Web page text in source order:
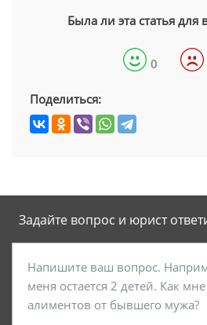
Была ли эта статья для
0
Поделиться:
Задайте вопрос и юрист